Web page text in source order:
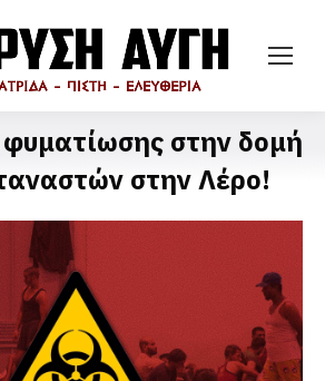
στην δομή
στην Λέρο!